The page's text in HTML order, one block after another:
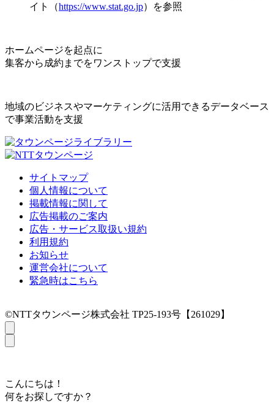
イト（https://www.stat.go.jp）を参照
ホームページを起点に
集客から成約までをワンストップで支援
地域のビジネスやマーケティングに活用できるデータベース
で事業活動を支援
サイトマップ
個人情報について
掲載情報に関して
広告掲載のご案内
広告・サービス取扱い規約
利用規約
お知らせ
運営会社について
緊急時はこちら
©NTTタウンページ株式会社 TP25-193号【261029】
こんにちは！
何をお探しですか？